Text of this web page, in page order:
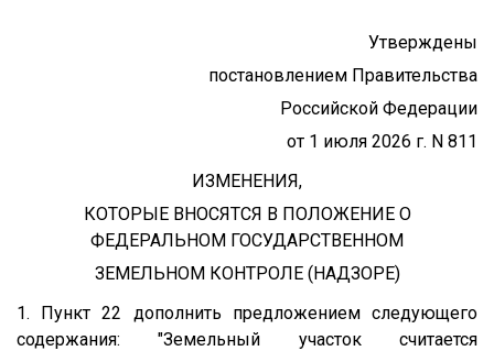
Утверждены
постановлением Правительства
Российской Федерации
от 1 июля 2026 г. N 811
ИЗМЕНЕНИЯ,
КОТОРЫЕ ВНОСЯТСЯ В ПОЛОЖЕНИЕ О
ФЕДЕРАЛЬНОМ ГОСУДАРСТВЕННОМ
ЗЕМЕЛЬНОМ КОНТРОЛЕ (НАДЗОРЕ)
1. Пункт 22 дополнить предложением следующего
содержания: "Земельный участок считается